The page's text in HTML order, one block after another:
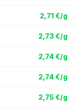
2,71 €/g
2,73 €/g
2,74 €/g
2,74 €/g
2,75 €/g